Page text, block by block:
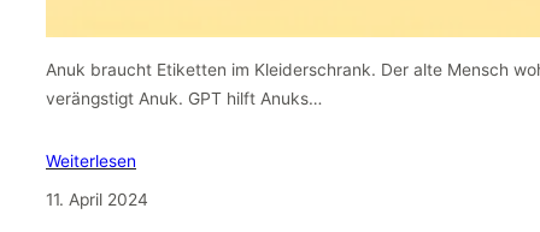
Anuk braucht Etiketten im Kleiderschrank. Der alte Mensch
verängstigt Anuk. GPT hilft Anuks…
Weiterlesen
11. April 2024